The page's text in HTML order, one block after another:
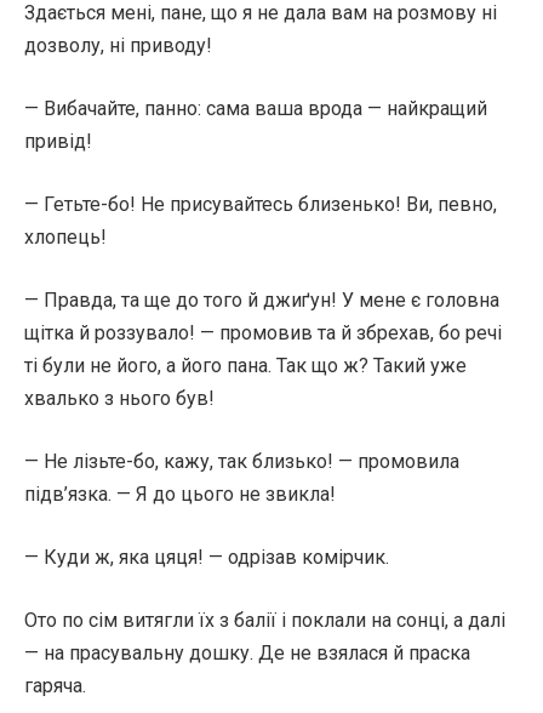
Здається мені, пане, що я не дала вам на розмову ні
дозволу, ні приводу!
— Вибачайте, панно: сама ваша врода — найкращий
привід!
— Гетьте-бо! Не присувайтесь близенько! Ви, певно,
хлопець!
— Правда, та ще до того й джиґун! У мене є головна
щітка й роззувало! — промовив та й збрехав, бо речі
ті були не його, а його пана. Так що ж? Такий уже
хвалько з нього був!
— Не лізьте-бо, кажу, так близько! — промовила
підв’язка. — Я до цього не звикла!
— Куди ж, яка цяця! — одрізав комірчик.
Ото по сім витягли їх з балії і поклали на сонці, а далі
— на прасувальну дошку. Де не взялася й праска
гаряча.